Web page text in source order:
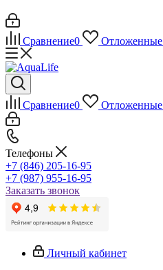
Сравнение0 Отложенные
Сравнение0 Отложенные
Телефоны
+7 (846) 205-16-95
+7 (987) 955-16-95
Заказать звонок
Личный кабинет